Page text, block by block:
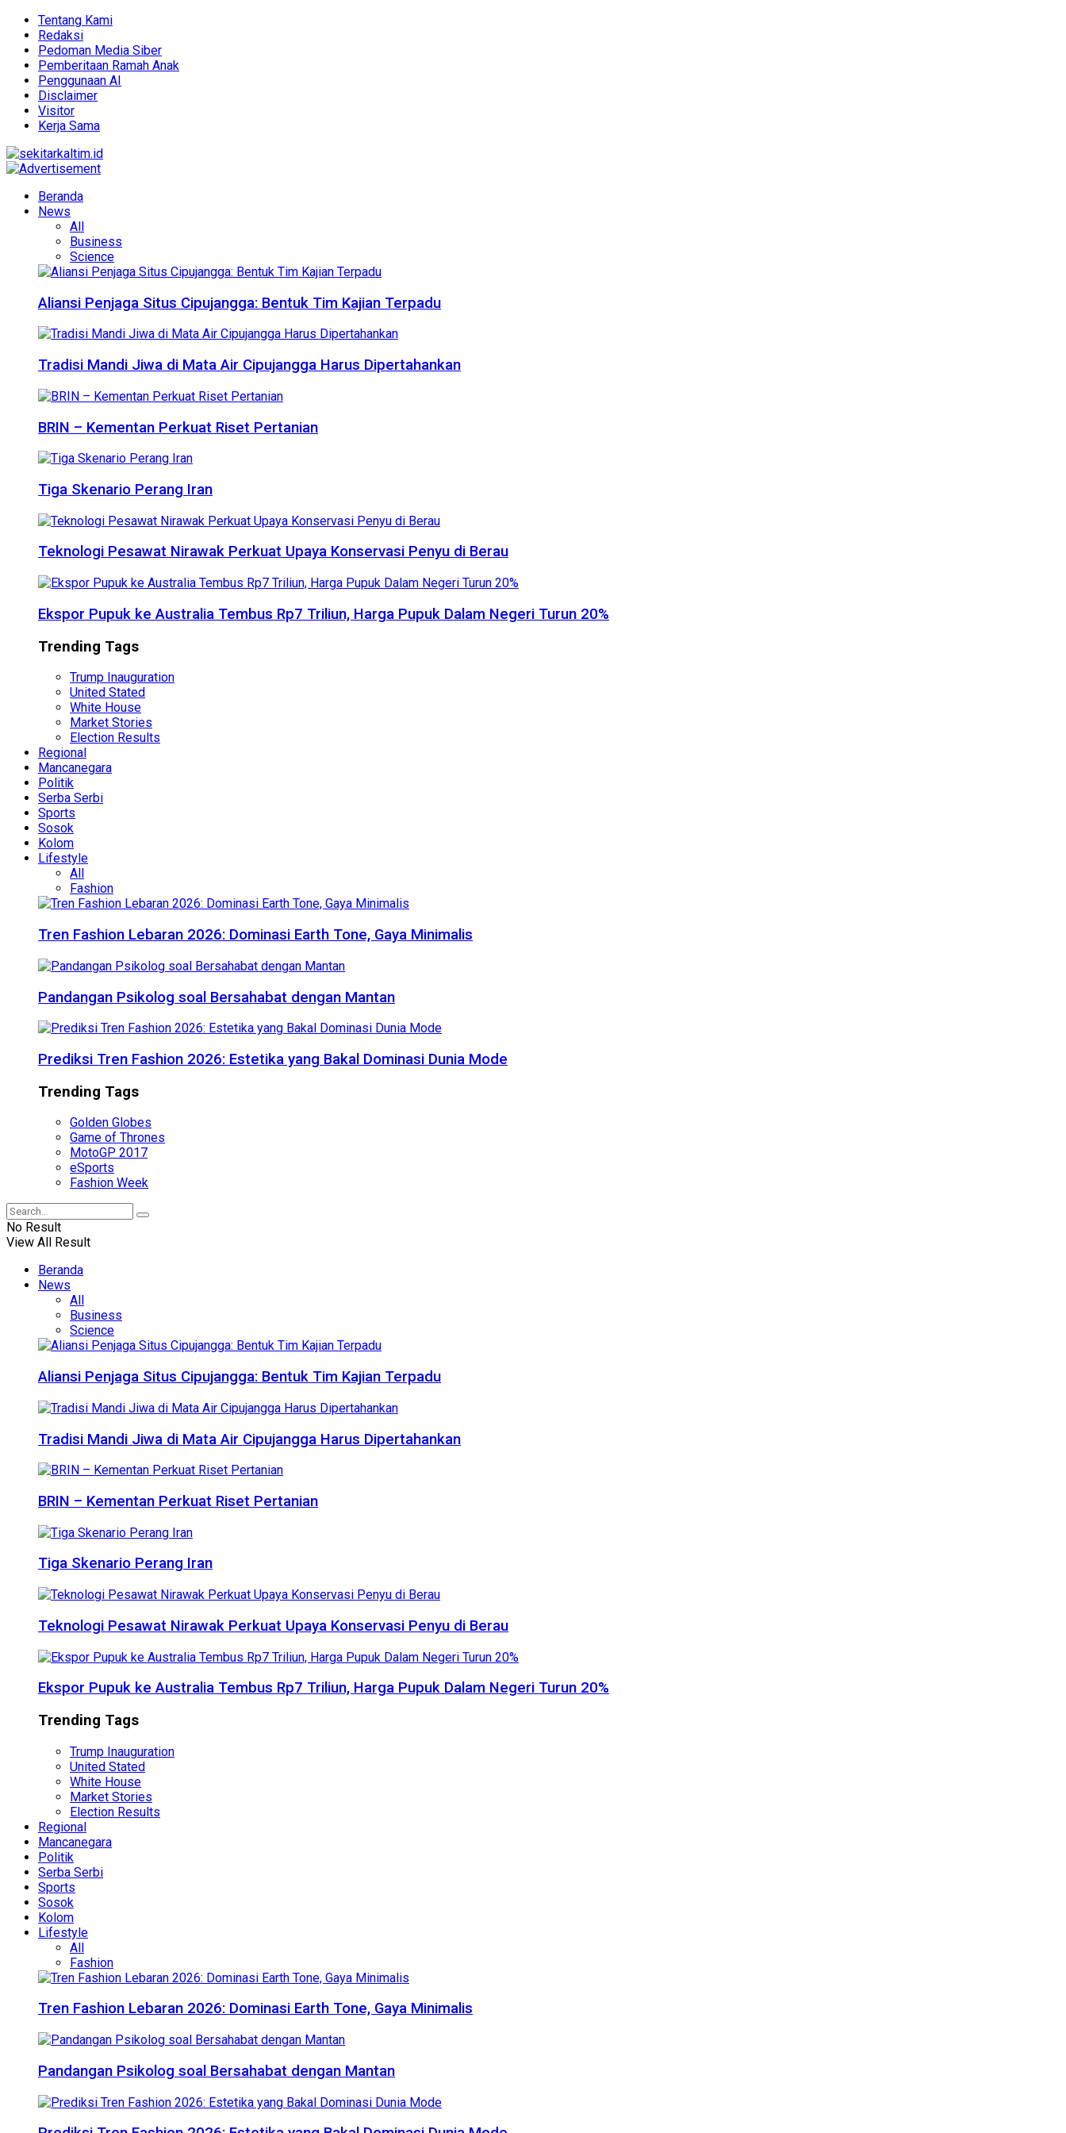
Tentang Kami
Redaksi
Pedoman Media Siber
Pemberitaan Ramah Anak
Penggunaan AI
Disclaimer
Visitor
Kerja Sama
Beranda
News
All
Business
Science
Aliansi Penjaga Situs Cipujangga: Bentuk Tim Kajian Terpadu
Tradisi Mandi Jiwa di Mata Air Cipujangga Harus Dipertahankan
BRIN – Kementan Perkuat Riset Pertanian
Tiga Skenario Perang Iran
Teknologi Pesawat Nirawak Perkuat Upaya Konservasi Penyu di Berau
Ekspor Pupuk ke Australia Tembus Rp7 Triliun, Harga Pupuk Dalam Negeri Turun 20%
Trending Tags
Trump Inauguration
United Stated
White House
Market Stories
Election Results
Regional
Mancanegara
Politik
Serba Serbi
Sports
Sosok
Kolom
Lifestyle
All
Fashion
Tren Fashion Lebaran 2026: Dominasi Earth Tone, Gaya Minimalis
Pandangan Psikolog soal Bersahabat dengan Mantan
Prediksi Tren Fashion 2026: Estetika yang Bakal Dominasi Dunia Mode
Trending Tags
Golden Globes
Game of Thrones
MotoGP 2017
eSports
Fashion Week
No Result
View All Result
Beranda
News
All
Business
Science
Aliansi Penjaga Situs Cipujangga: Bentuk Tim Kajian Terpadu
Tradisi Mandi Jiwa di Mata Air Cipujangga Harus Dipertahankan
BRIN – Kementan Perkuat Riset Pertanian
Tiga Skenario Perang Iran
Teknologi Pesawat Nirawak Perkuat Upaya Konservasi Penyu di Berau
Ekspor Pupuk ke Australia Tembus Rp7 Triliun, Harga Pupuk Dalam Negeri Turun 20%
Trending Tags
Trump Inauguration
United Stated
White House
Market Stories
Election Results
Regional
Mancanegara
Politik
Serba Serbi
Sports
Sosok
Kolom
Lifestyle
All
Fashion
Tren Fashion Lebaran 2026: Dominasi Earth Tone, Gaya Minimalis
Pandangan Psikolog soal Bersahabat dengan Mantan